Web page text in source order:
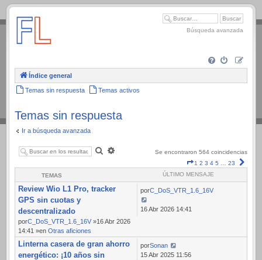
.
Búsqueda avanzada
Índice general
Temas sin respuesta Temas activos
Temas sin respuesta
Ir a búsqueda avanzada
Buscar
Se encontraron 564 coincidencias
Página
23
1 2 3 4 5 23
TEMAS ÚLTIMO MENSAJE
Review Wio L1 Pro, tracker
GPS sin cuotas y
descentralizado
porC_DoS_VTR_1.6_16V »16 Abr 2026
14:41 »en Otras aficiones
porC_DoS_VTR_1.6_16V
16 Abr 2026 14:41
Linterna casera de gran ahorro
energético: ¡10 años sin
porSonan
15 Abr 2025 11:56